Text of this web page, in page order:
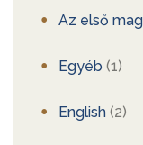
Az első
Egyéb (1)
English (2)